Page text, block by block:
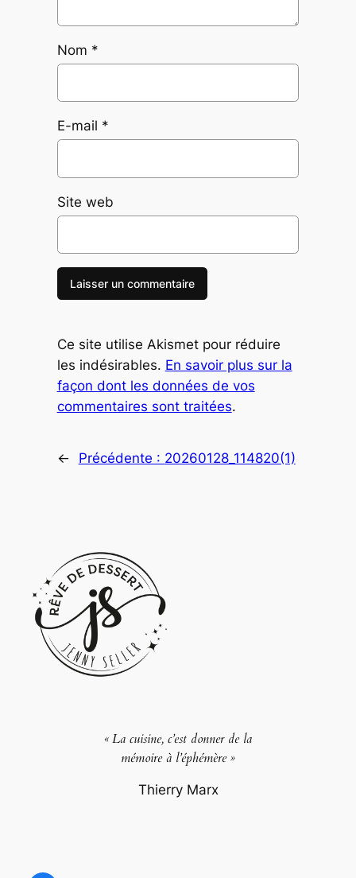
Nom *
E-mail *
Site web
Ce site utilise Akismet pour réduire
les indésirables. En savoir plus sur la
façon dont les données de vos
commentaires sont traitées.
← Précédente : 20260128_114820(1)
« La cuisine, c’est donner de la
mémoire à l’éphémère »
Thierry Marx